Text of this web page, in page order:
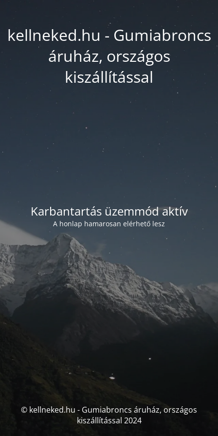
kellneked.hu - Gumiabroncs
áruház, országos
kiszállítással
Karbantartás üzemmód aktív
A honlap hamarosan elérhető lesz
© kellneked.hu - Gumiabroncs áruház, országos
kiszállítással 2024